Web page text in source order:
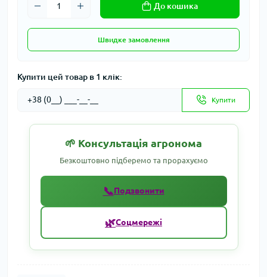
До кошика
Швидке замовлення
Купити цей товар в 1 клік:
Купити
🌱 Консультація агронома
Безкоштовно підберемо та прорахуємо
📞Подзвонити
🌿Соцмережі